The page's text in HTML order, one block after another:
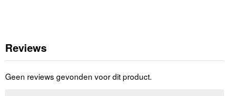
Reviews
Geen reviews gevonden voor dit product.